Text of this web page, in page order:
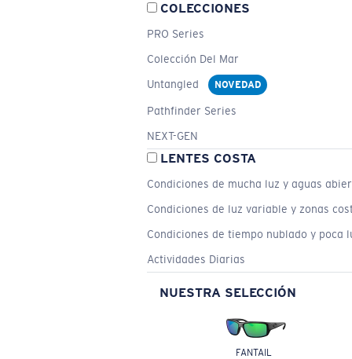
COLECCIONES
PRO Series
Colección Del Mar
Untangled
NOVEDAD
Pathfinder Series
NEXT-GEN
LENTES COSTA
Condiciones de mucha luz y aguas
Condiciones de luz variable y zonas
Condiciones de tiempo nublado y poca
Actividades Diarias
NUESTRA SELECCIÓN
FANTAIL